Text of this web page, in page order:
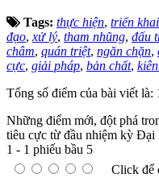
Tags: thực hiện, triển khai
đạo, xử lý, tham nhũng, đấu
châm, quán triệt, ngăn chặn,
cực, giải pháp, bản chất,
Tổng số điểm của bài viết là:
Những điểm mới, đột phá
tiêu cực từ đầu nhiệm kỳ
1 - 1 phiếu bầu 5
Click để